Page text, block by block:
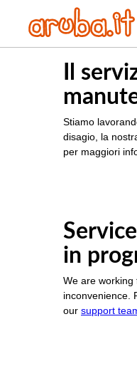
Il
Stiamo
disagio, la
per maggiori
in
We are
inconvenience.
our support